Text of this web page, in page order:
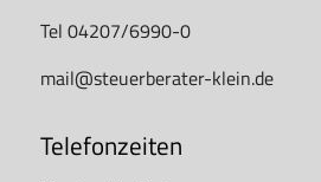
Tel 04207/6990-0
mail@steuerberater-klein.de
Telefonzeiten